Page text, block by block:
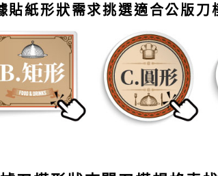
貼紙形狀需求挑選適合公版刀